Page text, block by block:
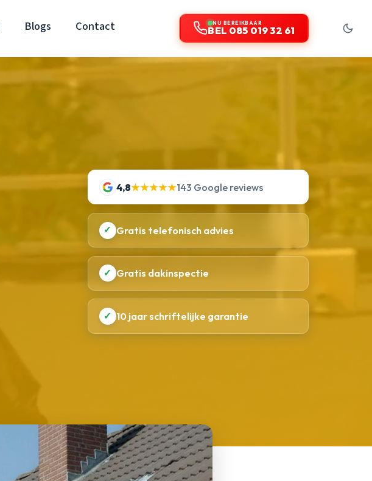
Blogs Contact NU BEREIKBAAR
BEL 085 019 32 61
4,8★★★★★143 Google reviews
✓ Gratis telefonisch advies
✓ Gratis dakinspectie
✓ 10 jaar schriftelijke garantie